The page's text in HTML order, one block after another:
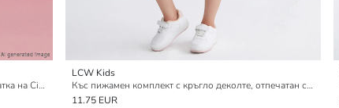
Къс пижамен комплект за момичета с отпечатка на Cinnamoroll
LCW Kids
Къс пижамен комплект с кръгло деколте, отпечатан със Снупи, за момичета
11.75 EUR